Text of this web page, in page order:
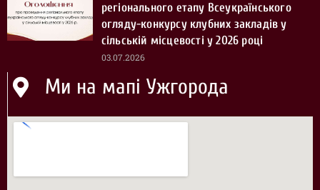
регіонального етапу Всеукраїнського
огляду-конкурсу клубних закладів у
сільській місцевості у 2026 році
03.07.2026
Ми на мапі Ужгорода